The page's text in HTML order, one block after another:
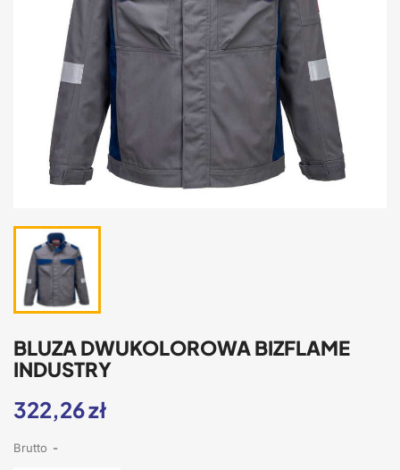
BLUZA DWUKOLOROWA BIZFLAME
INDUSTRY
322,26 zł
Brutto